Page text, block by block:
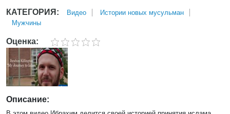
КАТЕГОРИЯ: Bидео
Истории новых мусульман
Мужчины
Оценка:
Описание: